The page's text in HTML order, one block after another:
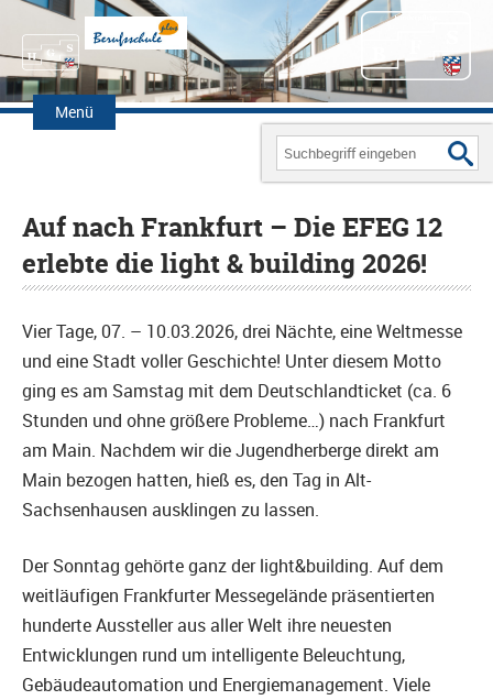
Menü
Zum
Inhalt
Search
for:
Auf nach Frankfurt – Die EFEG 12
erlebte die light & building 2026!
Vier Tage, 07. – 10.03.2026, drei Nächte, eine Weltmesse
und eine Stadt voller Geschichte! Unter diesem Motto
ging es am Samstag mit dem Deutschlandticket (ca. 6
Stunden und ohne größere Probleme…) nach Frankfurt
am Main. Nachdem wir die Jugendherberge direkt am
Main bezogen hatten, hieß es, den Tag in Alt-
Sachsenhausen ausklingen zu lassen.
Der Sonntag gehörte ganz der light&building. Auf dem
weitläufigen Frankfurter Messegelände präsentierten
hunderte Aussteller aus aller Welt ihre neuesten
Entwicklungen rund um intelligente Beleuchtung,
Gebäudeautomation und Energiemanagement. Viele